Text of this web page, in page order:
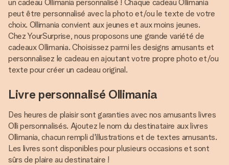
un cadeau Ollimania personnalisé ! Chaque cadeau Ollimania
peut être personnalisé avec la photo et/ou le texte de votre
choix. Ollimania convient aux jeunes et aux moins jeunes.
Chez YourSurprise, nous proposons une grande variété de
cadeaux Ollimania. Choisissez parmi les designs amusants et
personnalisez le cadeau en ajoutant votre propre photo et/ou
texte pour créer un cadeau original.
Livre personnalisé Ollimania
Des heures de plaisir sont garanties avec nos amusants livres
Olli personnalisés. Ajoutez le nom du destinataire aux livres
Ollimania, chacun rempli d'illustrations et de textes amusants.
Les livres sont disponibles pour plusieurs occasions et sont
sûrs de plaire au destinataire !